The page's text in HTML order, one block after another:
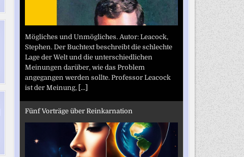
Mögliches und Unmögliches. Autor: Leacock,
Stephen. Der Buchtext beschreibt die schlechte
Lage der Welt und die unterschiedlichen
Meinungen darüber, wie das Problem
angegangen werden sollte. Professor Leacock
ist der Meinung, [...]
Fünf Vorträge über Reinkarnation